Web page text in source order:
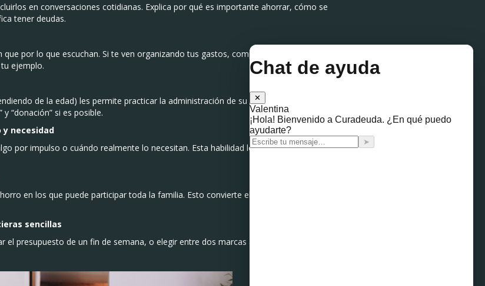
en conversaciones cotidianas. Explica por qué es importante ahorrar, cómo se
tener deudas.
por lo que escuchan. Si te ven organizando tus gastos, comparando precios o
ejemplo.
de la edad) les permite practicar la administración de su propio dinero.
“donación” si es posible.
y necesidad
por impulso o cuándo realmente lo necesitan. Esta habilidad les será útil toda la
en los que puede participar toda la familia. Esto convierte el aprendizaje en una
sencillas
presupuesto de un fin de semana, o elegir entre dos marcas al hacer el súper.